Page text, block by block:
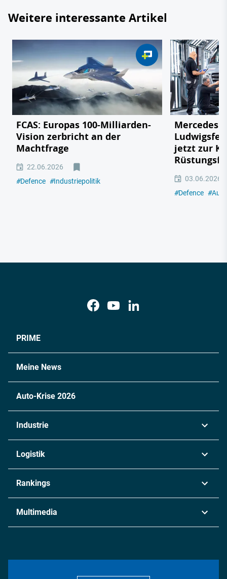
Weitere interessante Artikel
FCAS: Europas 100-Milliarden-
Vision zerbricht an der
Machtfrage
22.06.2026
#Defence #Industriepolitik
Mercedes
jetzt zur
03.06.2026
#Defence #
PRIME
Meine News
Auto-Krise 2026
Industrie
Chemie
Metall
Energie
Logistik
Rankings
Multimedia